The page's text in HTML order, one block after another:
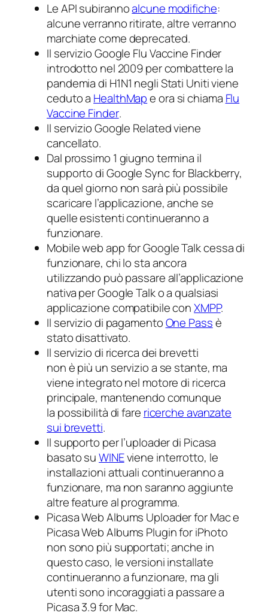
Le API subirannoalcune modifiche:
alcune verranno ritirate, altre verranno
marchiate comedeprecated.
Il servizioGoogle Flu Vaccine Finder
introdotto nel 2009 per combattere la
pandemia di H1N1 negli Stati Uniti viene
ceduto a HealthMape ora si chiama Flu
Vaccine Finder.
Il servizioGoogle Relatedviene
cancellato.
Dal prossimo 1 giugno termina il
supporto di Google Sync for Blackberry,
da quel giorno non sarà più possibile
scaricare l’applicazione, anche se
quelle esistenti continueranno a
funzionare.
Mobile web app for Google Talkcessa di
funzionare, chi lo sta ancora
utilizzando può passare all’applicazione
nativa per Google Talk o a qualsiasi
applicazione compatibile conXMPP.
Il servizio di pagamentoOne Passè
stato disattivato.
Il servizio di ricerca dei brevetti
non è più un servizio a se stante, ma
viene integrato nel motore di ricerca
principale, mantenendo comunque
la possibilità di fare ricerche avanzate
sui brevetti.
Il supporto per l’uploader di Picasa
basato suWINEviene interrotto, le
installazioni attuali continueranno a
funzionare, ma non saranno aggiunte
altre feature al programma.
Picasa Web Albums Uploader for Mac e
Picasa Web Albums Plugin for iPhoto
non sono più supportati; anche in
questo caso, le versioni installate
continueranno a funzionare, ma gli
utenti sono incoraggiati a passare a
Picasa 3.9 for Mac.